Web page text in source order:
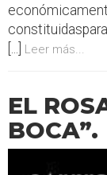
Leer más...
EL
BOCA”.